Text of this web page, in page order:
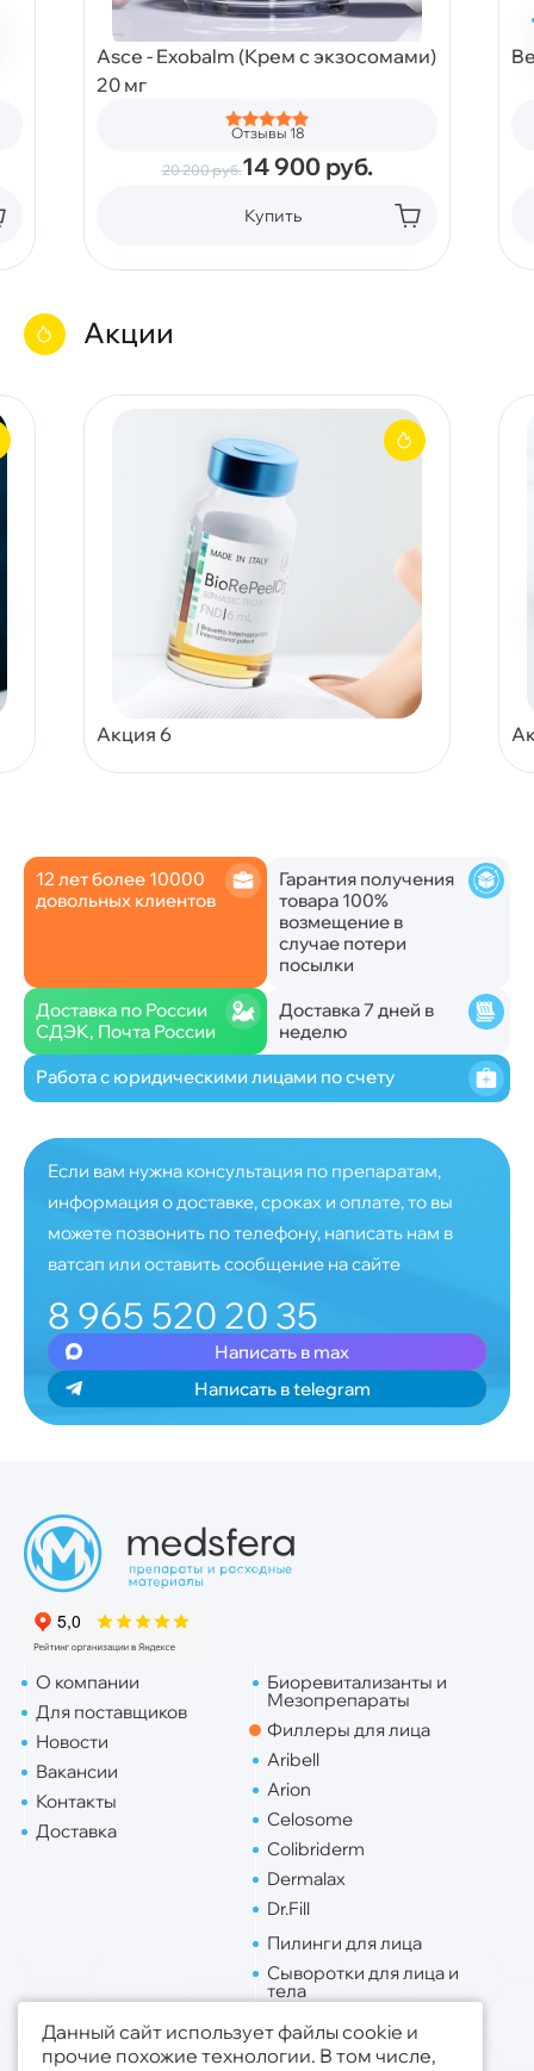
Asce - Exobalm (Крем с экзосомами)
20 мг
Отзывы 18
20 200руб.14 900 руб.
Купить
Акции
Акция 6
12 лет более 10000
довольных клиентов
Гарантия получения
товара 100%
возмещение в
случае потери
посылки
Доставка по России
СДЭК, Почта России
Доставка 7 дней в
неделю
Работа с юридическими лицами по счету
Если вам нужна консультация по препаратам,
информация о доставке, сроках и оплате, то вы
можете позвонить по телефону, написать нам в
ватсап или оставить сообщение на сайте
8 965 520 20 35
Написать в max
Написать в telegram
О компании
Для поставщиков
Новости
Вакансии
Контакты
Доставка
Биоревитализанты и
Мезопрепараты
Филлеры для лица
Aribell
Arion
Celosome
Colibriderm
Dermalax
Dr.Fill
Пилинги для лица
Сыворотки для лица и
тела
Липо. для лица
Липо. для тела
Данный сайт использует файлы cookie и
прочие похожие технологии. В том числе,